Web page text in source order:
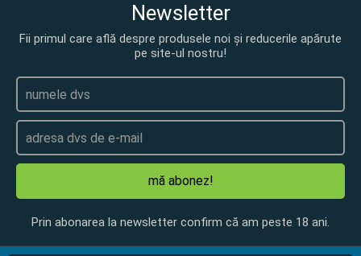
Newsletter
Fii primul care află despre produsele noi și reducerile apărute
pe site-ul nostru!
mă abonez!
Prin abonarea la newsletter confirm că am peste 18 ani.